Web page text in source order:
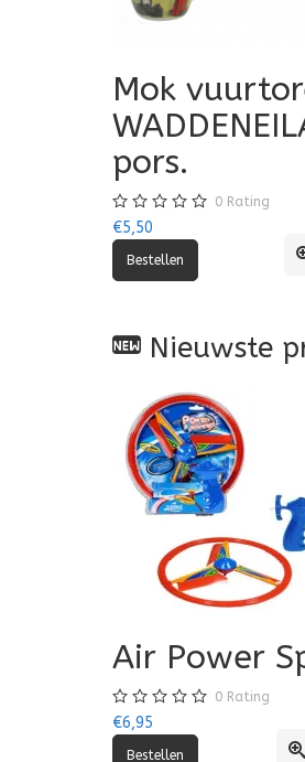
Mok
pors.
0 Rating
€5,50
Nieuwste
Air Power
0 Rating
€6,95